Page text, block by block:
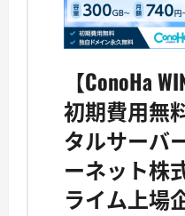
【ConoHa
初期費用無
タルサーバ
ーネット株
ライム上場